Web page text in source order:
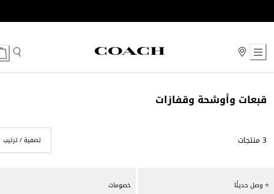
to
قبعات وأوشحة وقفازات
3 منتجات تصفية / ترتيب
⭐ وصل حديثًا خصومات